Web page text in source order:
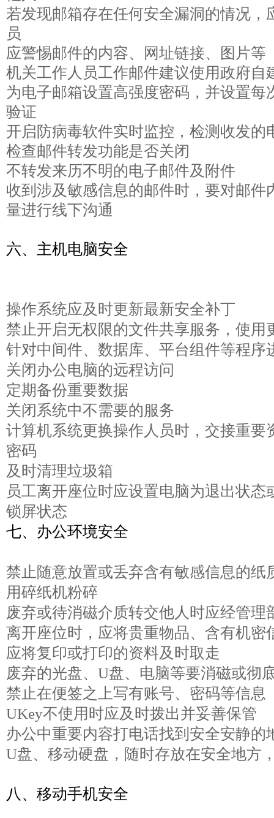
若发现邮箱存在任何安全漏洞的情况，
员
应警惕邮件的内容、网址链接、图片等
机关工作人员工作邮件建议使用政府自
为电子邮箱设置高强度密码，并设置每
验证
开启防病毒软件实时监控，检测收发的
检查邮件转发功能是否关闭
不转发来历不明的电子邮件及附件
收到涉及敏感信息的邮件时，要对邮件
量进行线下沟通
六、主机电脑安全
操作系统应及时更新最新安全补丁
禁止开启无权限的文件共享服务，使用
针对中间件、数据库、平台组件等程序
关闭办公电脑的远程访问
定期备份重要数据
关闭系统中不需要的服务
计算机系统更换操作人员时，交接重要
密码
及时清理垃圾箱
员工离开座位时应设置电脑为退出状
锁屏状态
七、办公环境安全
禁止随意放置或丢弃含有敏感信息的纸
用碎纸机粉碎
废弃或待消磁介质转交他人时应经管理
离开座位时，应将贵重物品、含有机密
应将复印或打印的资料及时取走
废弃的光盘、U盘、电脑等要消磁或彻
禁止在便签之上写有账号、密码等信息
UKey不使用时应及时拨出并妥善保管
办公中重要内容打电话找到安全安静的
U盘、移动硬盘，随时存放在安全地方
八、移动手机安全